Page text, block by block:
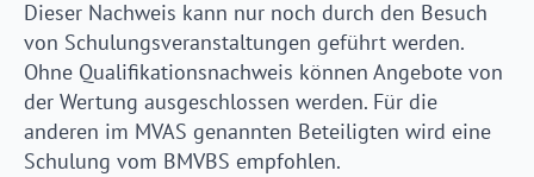
Dieser Nachweis kann nur noch durch den Besuch
von Schulungsveranstaltungen geführt werden.
Ohne Qualifikationsnachweis können Angebote von
der Wertung ausgeschlossen werden. Für die
anderen im MVAS genannten Beteiligten wird eine
Schulung vom BMVBS empfohlen.